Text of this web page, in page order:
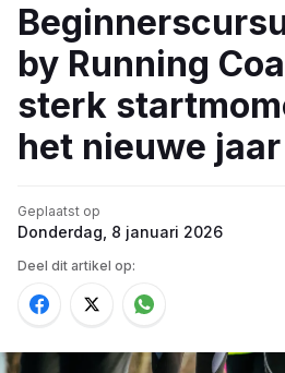
by Running
sterk
het nieuwe jaar
Geplaatst op
Donderdag, 8 januari 2026
Deel dit artikel op: